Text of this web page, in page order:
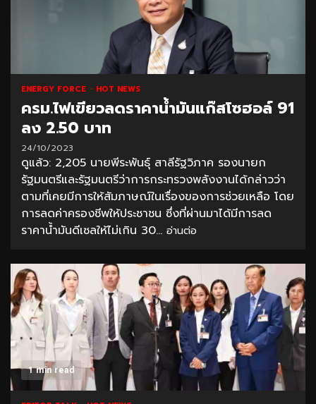
ENERGY FORCE HOT NEWS
ครม.ไฟเขียวลดราคาน้ำมันแก๊สโซฮอล์ 91
ลง 2.50 บาท
24/10/2023
ดูแล้ว: 2,205 นายพีระพันธ์ุ สาลีรัฐวิภาค รองนายก
รัฐมนตรีและรัฐมนตรีว่าการกระทรวงพลังงานได้กล่าวว่า
ตามที่เคยมีการให้สัมภาษณ์ในเรื่องของการช่วยเหลือ โดย
การลดค่าครองชีพให้ประชาชน ซึ่งที่ผ่านมาได้มีการลด
ราคาน้ำมันดีเซลให้ไม่เกิน 30... อ่านต่อ
1 min read